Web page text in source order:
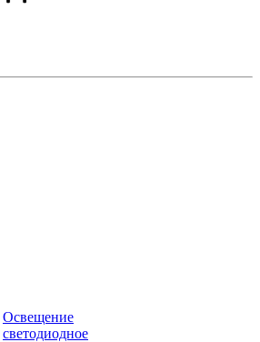
Освещение
светодиодное